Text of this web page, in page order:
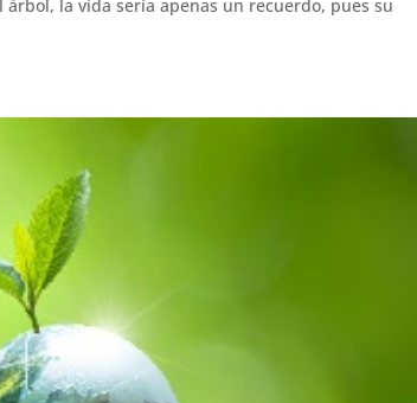
la vida sería apenas un recuerdo, pues su